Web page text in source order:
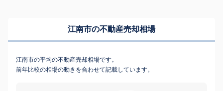
江南市の不動産売却相場
江南市の平均の不動産売却相場です。
前年比較の相場の動きを合わせて記載しています。